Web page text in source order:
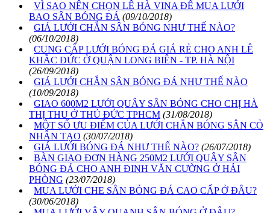
VÌ SAO NÊN CHỌN LÊ HÀ VINA ĐỂ MUA LƯỚI
BAO SÂN BÓNG ĐÁ (09/10/2018)
GIÁ LƯỚI CHẮN SÂN BÓNG NHƯ THẾ NÀO?
(06/10/2018)
CUNG CẤP LƯỚI BÓNG ĐÁ GIÁ RẺ CHO ANH LÊ
KHẮC ĐỨC Ở QUẬN LONG BIÊN - TP. HÀ NỘI
(26/09/2018)
GIÁ LƯỚI CHẮN SÂN BÓNG ĐÁ NHƯ THẾ NÀO
(10/09/2018)
GIAO 600M2 LƯỚI QUÂY SÂN BÓNG CHO CHỊ HÀ
THỊ THU Ở THỦ ĐỨC TPHCM (31/08/2018)
MỘT SỐ ƯU ĐIỂM CỦA LƯỚI CHẮN BÓNG SÂN CỎ
NHÂN TẠO (30/07/2018)
GIÁ LƯỚI BÓNG ĐÁ NHƯ THẾ NÀO? (26/07/2018)
BÀN GIAO ĐƠN HÀNG 250M2 LƯỚI QUÂY SÂN
BÓNG ĐÁ CHO ANH ĐINH VĂN CƯỜNG Ở HẢI
PHÒNG (23/07/2018)
MUA LƯỚI CHE SÂN BÓNG ĐÁ CAO CẤP Ở ĐÂU?
(30/06/2018)